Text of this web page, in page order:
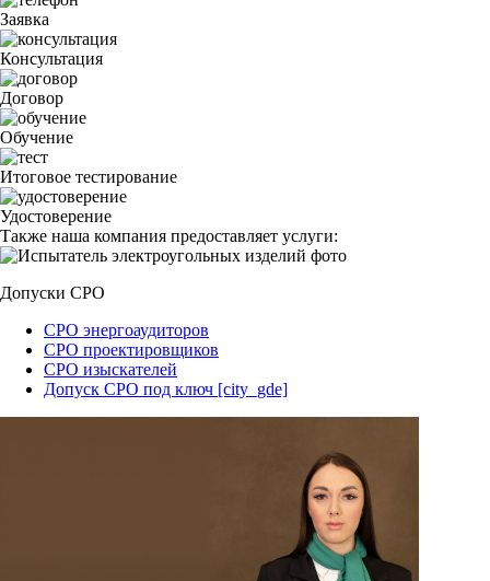
Заявка
Консультация
Договор
Обучение
Итоговое тестирование
Удостоверение
Также наша компания предоставляет услуги:
Допуски СРО
СРО энергоаудиторов
СРО проектировщиков
СРО изыскателей
Допуск СРО под ключ [city_gde]